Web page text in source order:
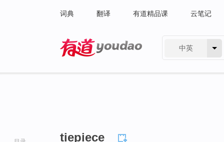
词典 翻译 有道精品课 云笔记
中英
tiepiece